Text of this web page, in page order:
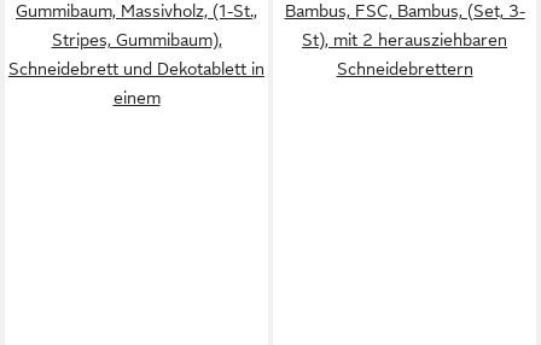
Gummibaum, Massivholz, (1-St.,
Stripes, Gummibaum),
Schneidebrett und Dekotablett in
einem
Bambus, FSC, Bambus, (Set, 3-
St), mit 2 herausziehbaren
Schneidebrettern